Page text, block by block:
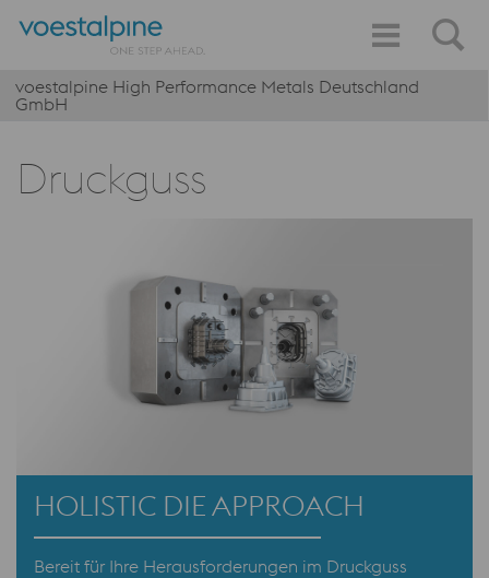
voestalpine High Performance Metals Deutschland
GmbH
Druckguss
HOLISTIC DIE APPROACH
Bereit für Ihre Herausforderungen im Druckguss